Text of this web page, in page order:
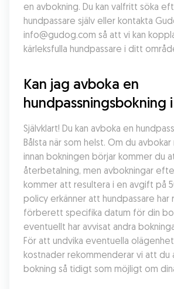
en avbokning. Du kan valfritt söka
hundpassare själv eller kontakta
info@gudog.com så att vi kan
kärleksfulla hundpassare i ditt
Kan jag avboka en
hundpassningsbokning
Självklart! Du kan avboka en
Bålsta när som helst. Om du
innan bokningen börjar kommer du
återbetalning, men avbokningar
kommer att resultera i en avgift på
policy erkänner att hundpassare har
förberett specifika datum för din
eventuellt har avvisat andra
För att undvika eventuella
kostnader rekommenderar vi att du
bokning så tidigt som möjligt om